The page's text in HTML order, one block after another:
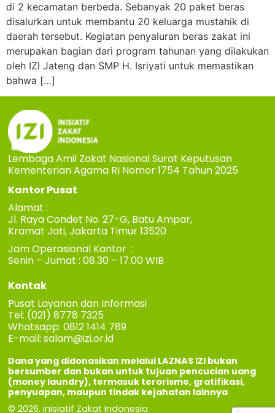
di 2 kecamatan berbeda. Sebanyak 20 paket beras
disalurkan untuk membantu 20 keluarga mustahik di
daerah tersebut. Kegiatan penyaluran beras zakat ini
merupakan bagian dari program tahunan yang dilakukan
oleh IZI Jateng dan SMP H. Isriyati untuk memastikan
bahwa […]
Lembaga Amil Zakat Nasional Surat Keputusan
Kementerian Agama RI Nomor 1754 Tahun 2025
Kantor Pusat
Alamat :
Jl. Raya Condet No. 27-G, Batu Ampar,
Kramat Jati, Jakarta Timur 13520
Jam Operasional Kantor :
Senin – Jumat : 08.30 – 17.00 WIB
Kontak
Pusat Layanan dan Informasi
Tel: (021) 8778 7325
Whatsapp: 0812 1414 789
E-mail:salam@izi.or.id
Dana yang didonasikan melalui LAZNAS IZI bukan
bersumber dan bukan untuk tujuan pencucian uang
(money laundry), termasuk terorisme, gratifikasi,
penyuapan, maupun tindak kejahatan lainnya
© 2026. inisiatif Zakat Indonesia